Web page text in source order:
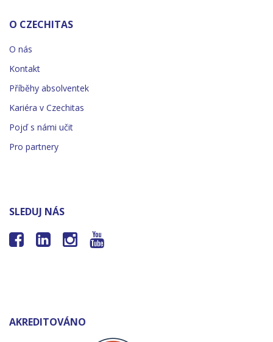
O CZECHITAS
O nás
Kontakt
Příběhy absolventek
Kariéra v Czechitas
Pojď s námi učit
Pro partnery
SLEDUJ NÁS
   
AKREDITOVÁNO